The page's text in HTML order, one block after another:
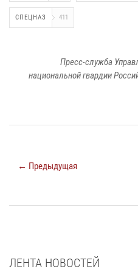
СПЕЦНАЗ 411
Пресс-служба
национальной гвардии
← Предыдущая
ЛЕНТА НОВОСТЕЙ